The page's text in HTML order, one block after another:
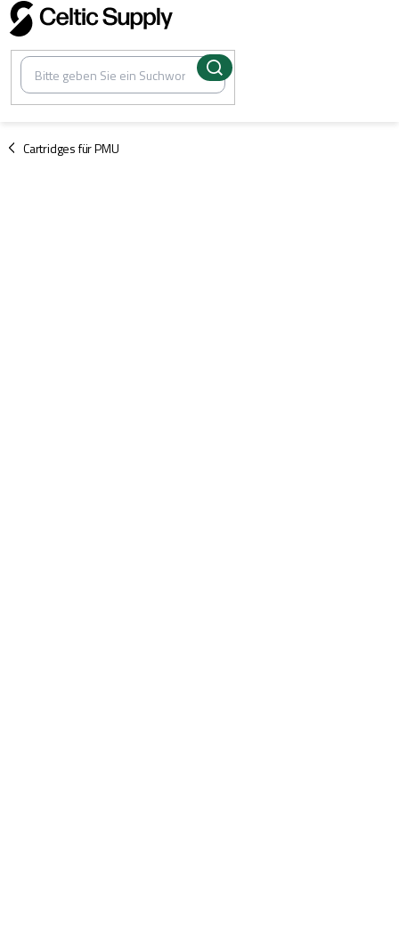
Zum
Inhalt
springen
Cartridges für PMU
/